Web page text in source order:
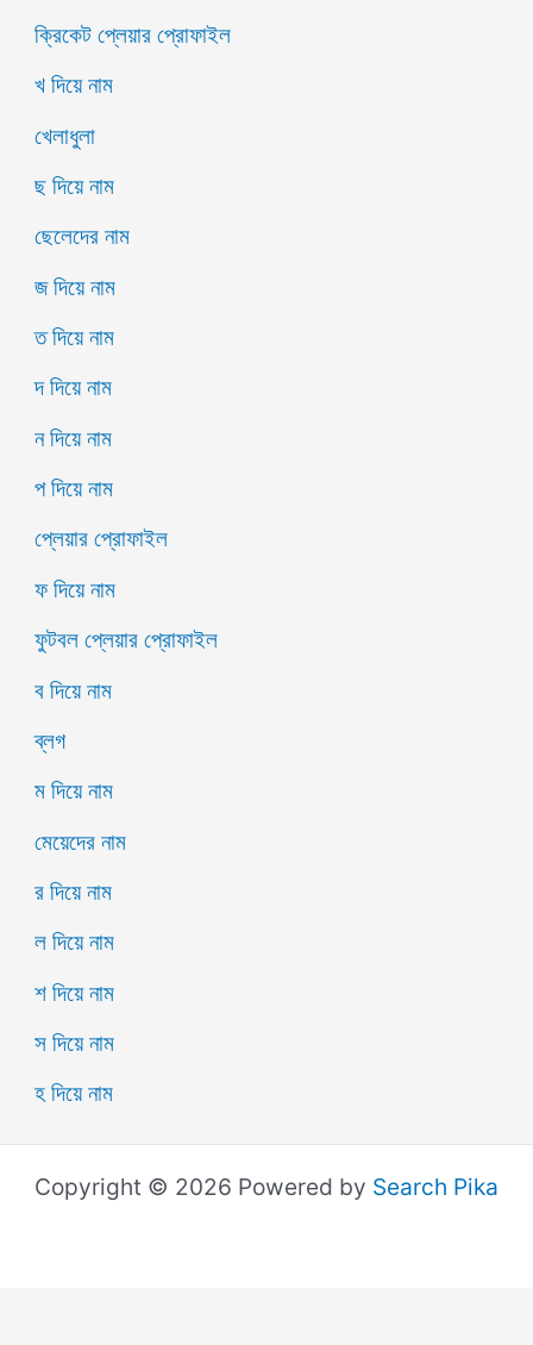
ক্রিকেট প্লেয়ার প্রোফাইল
খ দিয়ে নাম
খেলাধুলা
ছ দিয়ে নাম
ছেলেদের নাম
জ দিয়ে নাম
ত দিয়ে নাম
দ দিয়ে নাম
ন দিয়ে নাম
প দিয়ে নাম
প্লেয়ার প্রোফাইল
ফ দিয়ে নাম
ফুটবল প্লেয়ার প্রোফাইল
ব দিয়ে নাম
ব্লগ
ম দিয়ে নাম
মেয়েদের নাম
র দিয়ে নাম
ল দিয়ে নাম
শ দিয়ে নাম
স দিয়ে নাম
হ দিয়ে নাম
Copyright © 2026 Powered by Search Pika